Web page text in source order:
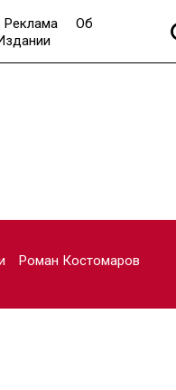
Реклама
Об
Роман Костомаров